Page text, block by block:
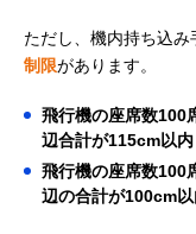
ただし、機内持ち込み
制限があります。
飛行機の座席数100
辺合計が115cm以内
飛行機の座席数100
辺の合計が100cm